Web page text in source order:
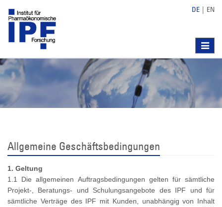
DE | EN
Toggle
Allgemeine Geschäftsbedingungen
1. Geltung
1.1 Die allgemeinen Auftragsbedingungen gelten für sämtliche
Projekt-, Beratungs- und Schulungsangebote des IPF und für
sämtliche Verträge des IPF mit Kunden, unabhängig von Inhalt